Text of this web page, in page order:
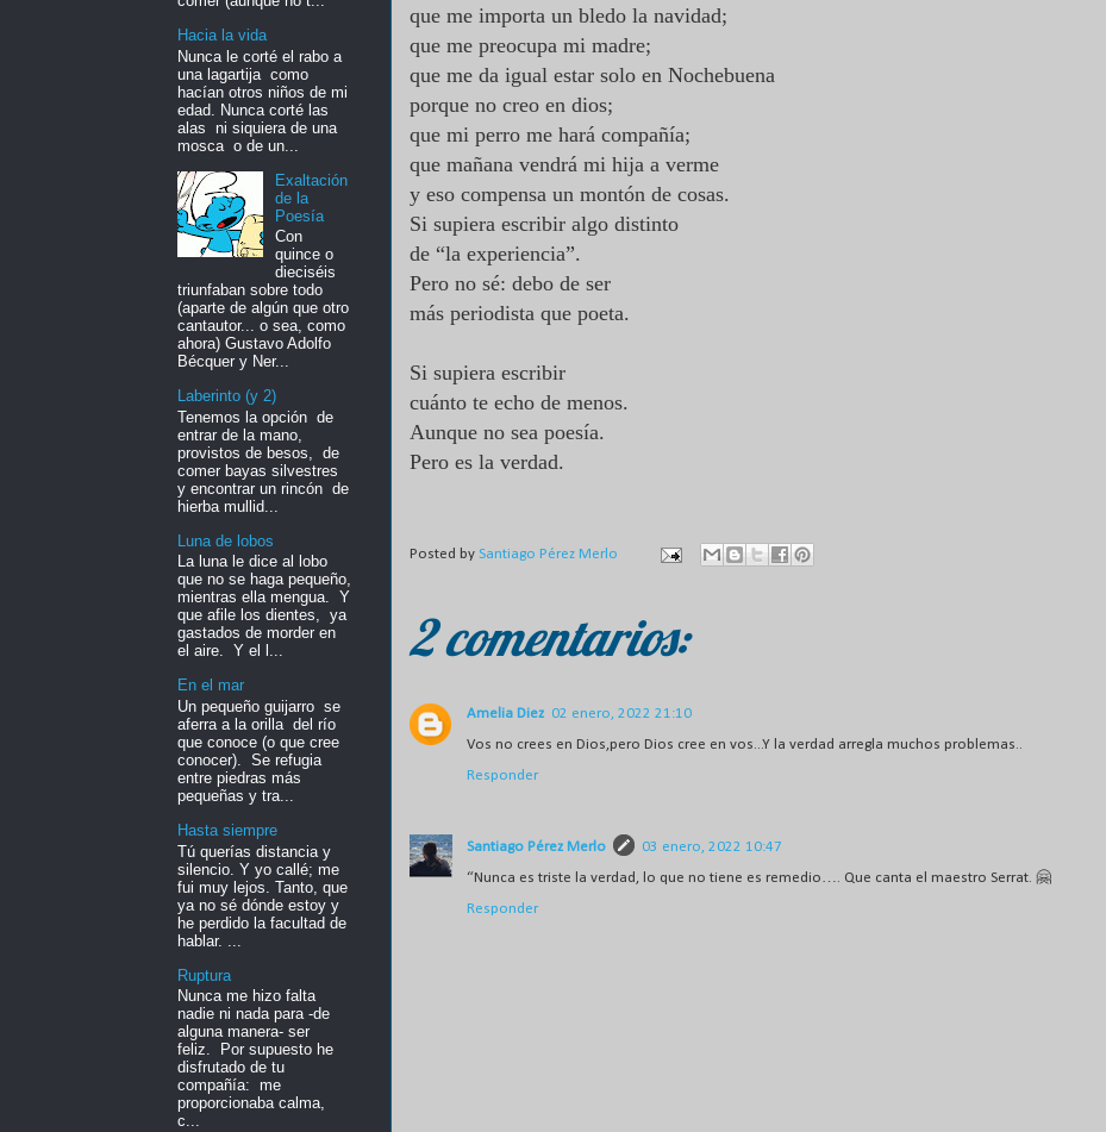
que me importa un bledo la navidad;
que me preocupa mi madre;
que me da igual estar solo en Nochebuena
porque no creo en dios;
que mi perro me hará compañía;
que mañana vendrá mi hija a verme
y eso compensa un montón de cosas.
Si supiera escribir algo distinto
de “la experiencia”.
Pero no sé: debo de ser
más periodista que poeta.
Si supiera escribir
cuánto te echo de menos.
Aunque no sea poesía.
Pero es la verdad.
Posted by Santiago Pérez Merlo
2 comentarios:
Amelia Diez 02 enero, 2022 21:10
Vos no crees en Dios,pero Dios cree en vos...Y la verdad arregla muchos problemas..
Responder
Santiago Pérez Merlo
03 enero, 2022 10:47
“Nunca es triste la verdad, lo que no tiene es remedio…. Que canta el maestro Serrat. 🤗
Responder
Hacia la vida
Nunca le corté el rabo a
una lagartija como
hacían otros niños de mi
edad. Nunca corté las
alas ni siquiera de una
mosca o de un...
Exaltación
de la
Poesía
Con
quince o
dieciséis
triunfaban sobre todo
(aparte de algún que otro
cantautor... o sea, como
ahora) Gustavo Adolfo
Bécquer y Ner...
Laberinto (y 2)
Tenemos la opción de
entrar de la mano,
provistos de besos, de
comer bayas silvestres
y encontrar un rincón de
hierba mullid...
Luna de lobos
La luna le dice al lobo
que no se haga pequeño,
mientras ella mengua. Y
que afile los dientes, ya
gastados de morder en
el aire. Y el l...
En el mar
Un pequeño guijarro se
aferra a la orilla del río
que conoce (o que cree
conocer). Se refugia
entre piedras más
pequeñas y tra...
Hasta siempre
Tú querías distancia y
silencio. Y yo callé; me
fui muy lejos. Tanto, que
ya no sé dónde estoy y
he perdido la facultad de
hablar. ...
Ruptura
Nunca me hizo falta
nadie ni nada para -de
alguna manera- ser
feliz. Por supuesto he
disfrutado de tu
compañía: me
proporcionaba calma,
c...